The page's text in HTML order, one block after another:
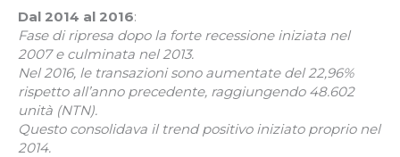
Dal 2014 al 2016:
Fase di ripresa dopo la forte recessione iniziata nel
2007 e culminata nel 2013.
Nel 2016, le transazioni sono aumentate del 22,96%
rispetto all’anno precedente, raggiungendo 48.602
unità (NTN).
Questo consolidava il trend positivo iniziato proprio nel
2014.